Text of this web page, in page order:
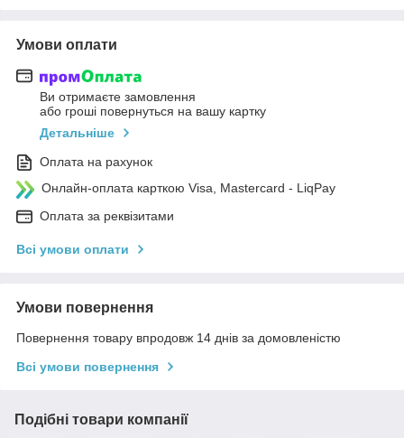
Умови оплати
Ви отримаєте замовлення
або гроші повернуться на вашу картку
Детальніше
Оплата на рахунок
Онлайн-оплата карткою Visa, Mastercard - LiqPay
Оплата за реквізитами
Всі умови оплати
Умови повернення
Повернення товару впродовж 14 днів за домовленістю
Всі умови повернення
Подібні товари компанії